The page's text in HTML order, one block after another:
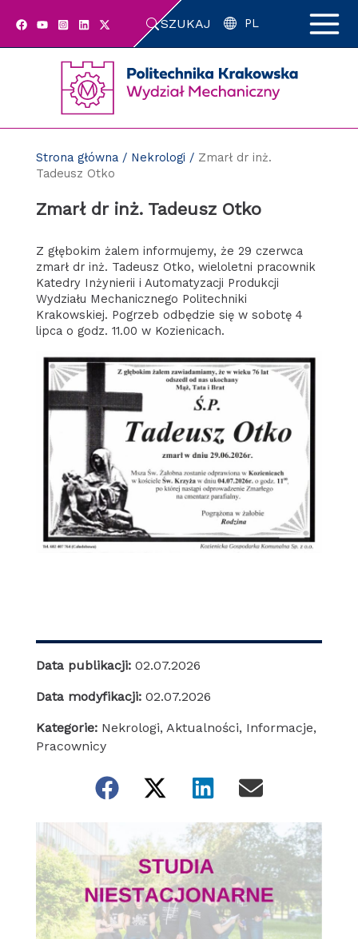
SZUKAJ PL
Strona główna/ Nekrologi / Zmarł dr inż.
Tadeusz Otko
Zmarł dr inż. Tadeusz Otko
Z głębokim żalem informujemy, że 29 czerwca
zmarł dr inż. Tadeusz Otko, wieloletni pracownik
Katedry Inżynierii i Automatyzacji Produkcji
Wydziału Mechanicznego Politechniki
Krakowskiej. Pogrzeb odbędzie się w sobotę 4
lipca o godz. 11.00 w Kozienicach.
Data publikacji: 02.07.2026
Data modyfikacji: 02.07.2026
Kategorie: Nekrologi, Aktualności, Informacje,
Pracownicy